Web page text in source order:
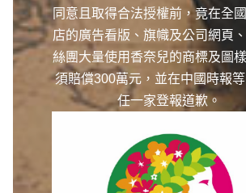
同意且取得合法授權前，竟在全
店的廣告看版、旗幟及公司網頁
絲團大量使用香奈兒的商標及圖
須賠償300萬元，並在中國時報
任一家登報道歉。